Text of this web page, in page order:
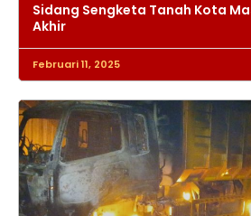
Sidang Sengketa Tanah Kota
Akhir
Februari 11, 2025